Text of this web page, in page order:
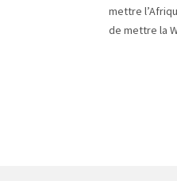
mettre
de mettre la